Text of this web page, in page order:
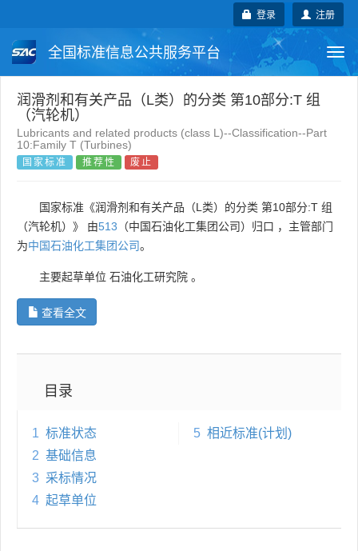
注册
登录
全国标准信息公共服务平台
国家标准 行业标准 地方标准
团体标准 企业标准 国际标准
润滑剂和有关产品（L类）的分类 第10部分:T 组
（汽轮机）
Lubricants and related products (class L)--Classification--Part
10:Family T (Turbines)
国家标准 推荐性 废止
国家标准《润滑剂和有关产品（L类）的分类 第10部分:T 组
（汽轮机）》 由513 （中国石油化工集团公司）归口 ，主管部门
为中国石油化工集团公司。
主要起草单位 石油化工研究院 。
查看全文
目录
1 标准状态
2 基础信息
3 采标情况
4 起草单位
5 相近标准(计划)